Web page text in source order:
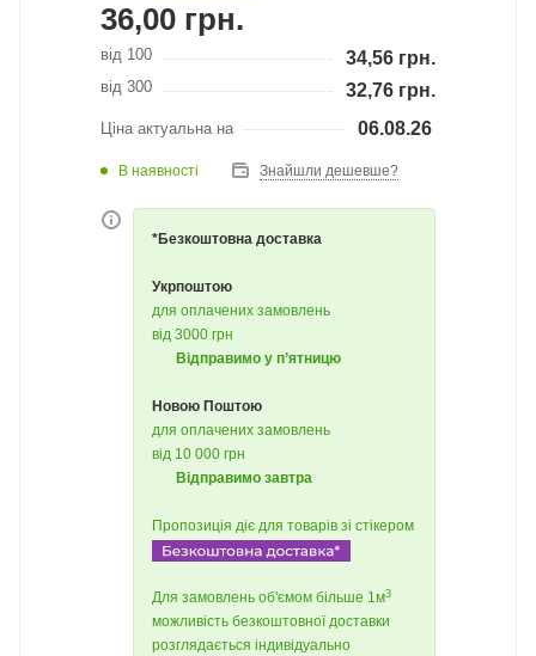
36,00 грн.
від 100 34,56 грн.
від 300 32,76 грн.
Ціна актуальна на 06.08.26
В наявності Знайшли дешевше?
*Безкоштовна доставка
Укрпоштою
для оплачених замовлень
від 3000 грн
Відправимо у п’ятницю
Новою Поштою
для оплачених замовлень
від 10 000 грн
Відправимо завтра
Пропозиція діє для товарів зі стікером
Для замовлень об'ємом більше 1м3
можливість безкоштовної доставки
розглядається індивідуально